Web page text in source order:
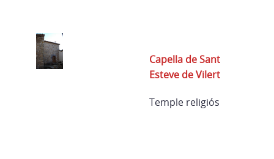
Capella de Sant
Esteve de Vilert
Temple religiós